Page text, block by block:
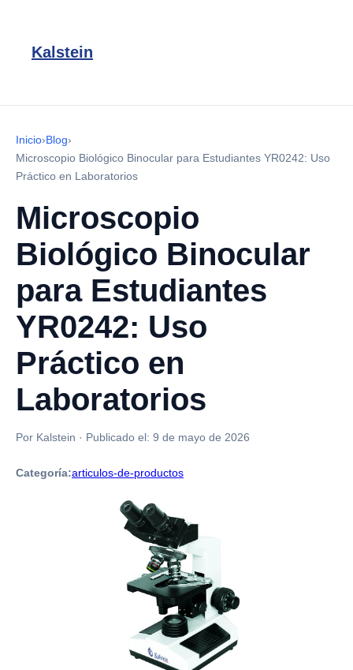
Kalstein
Inicio›Blog›
Microscopio Biológico Binocular para Estudiantes YR0242: Uso
Práctico en Laboratorios
Microscopio
Biológico Binocular
para Estudiantes
YR0242: Uso
Práctico en
Laboratorios
Por Kalstein · Publicado el: 9 de mayo de 2026
Categoría:articulos-de-productos